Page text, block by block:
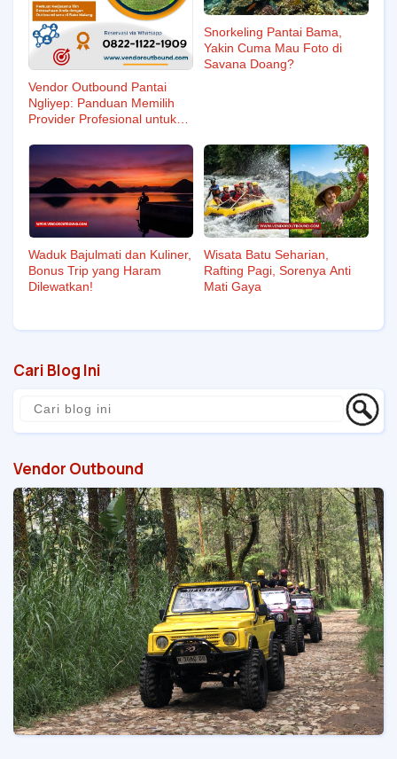
Vendor Outbound Pantai
Ngliyep: Panduan Memilih
Provider Profesional untuk
Snorkeling Pantai Bama,
Yakin Cuma Mau Foto di
Savana Doang?
Waduk Bajulmati dan Kuliner,
Bonus Trip yang Haram
Dilewatkan!
Wisata Batu Seharian,
Rafting Pagi, Sorenya Anti
Mati Gaya
Cari Blog Ini
Vendor Outbound